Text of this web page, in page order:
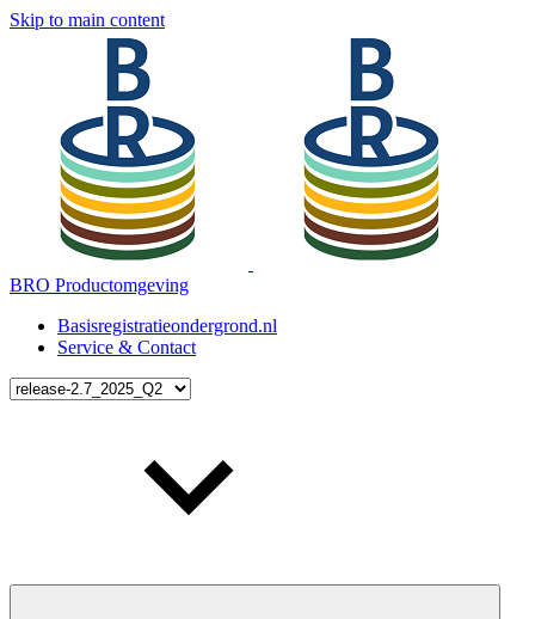
Skip to main content
BRO Productomgeving
Basisregistratieondergrond.nl
Service & Contact